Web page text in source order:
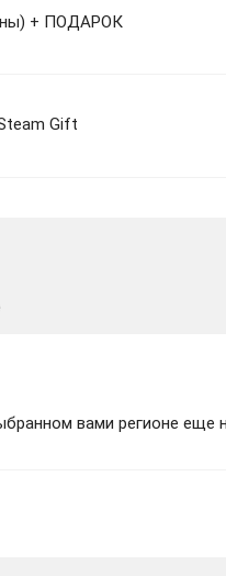
+ ПОДАРОК
Gift
STEAM RU
вами регионе еще